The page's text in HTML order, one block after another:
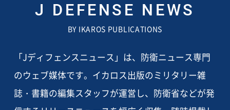
J DEFENSE NEWS
BY IKAROS PUBLICATIONS
「Jディフェンスニュース」は、防衛ニュース専門
のウェブ媒体です。イカロス出版のミリタリー雑
誌・書籍の編集スタッフが運営し、防衛省などが発